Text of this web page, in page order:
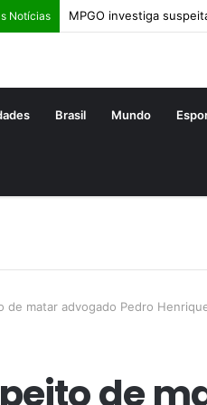
Notícias MPGO investiga
Brasil Mundo
de matar advogado Pedro
de